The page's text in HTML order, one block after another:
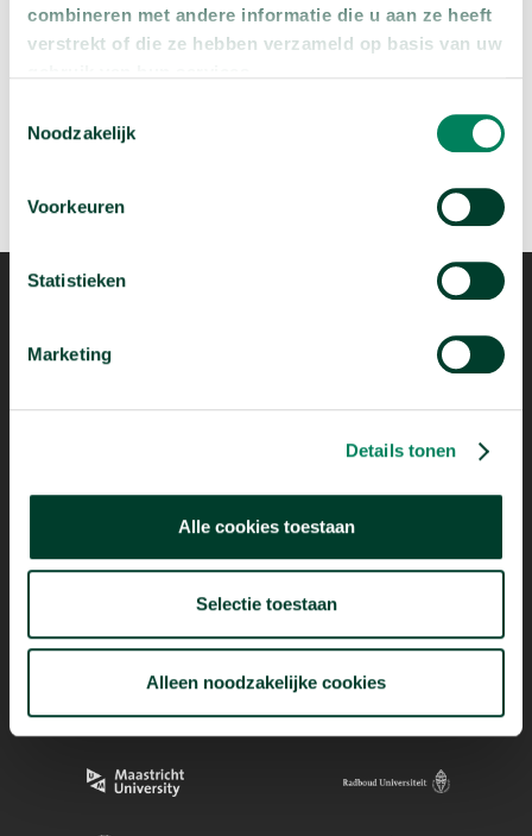
combineren met andere informatie die u aan ze heeft
verstrekt of die ze hebben verzameld op basis van uw
Noodzakelijk
Voorkeuren
Statistieken
Marketing
Details tonen
Alle cookies toestaan
Selectie toestaan
Alleen noodzakelijke cookies
Wie migreren naar Nederland?